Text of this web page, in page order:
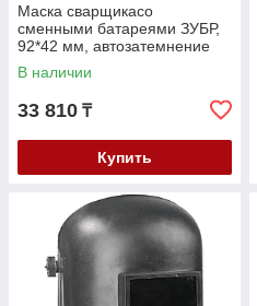
Маска сварщикасо
сменными батареями ЗУБР,
92*42 мм, автозатемнение
(11070)
В наличии
33 810 ₸
Купить